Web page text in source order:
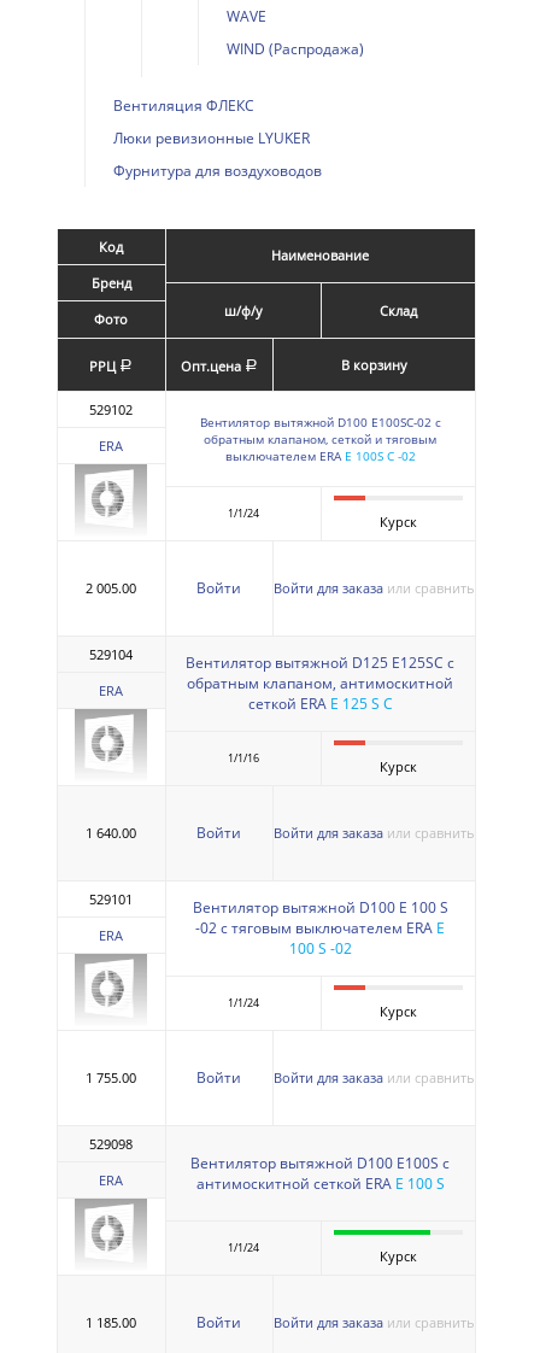
WAVE
WIND (Распродажа)
Вентиляция ФЛЕКС
Люки ревизионные LYUKER
Фурнитура для воздуховодов
Код
Бренд
Фото
Наименование
ш/ф/у Склад
РРЦ a Опт.цена a В корзину
529102
ERA
Вентилятор вытяжной D100 Е100SС-02 с
обратным клапаном, сеткой и тяговым
выключателем ERA E 100S C -02
1/1/24 Курск
2 005.00 Войти Войти для заказа или сравнить
529104
ERA
Вентилятор вытяжной D125 Е125SС с
обратным клапаном, антимоскитной
сеткой ERA E 125 S C
1/1/16 Курск
1 640.00 Войти Войти для заказа или сравнить
529101
ERA
Вентилятор вытяжной D100 E 100 S
-02 с тяговым выключателем ERA E
100 S -02
1/1/24 Курск
1 755.00 Войти Войти для заказа или сравнить
529098
ERA
Вентилятор вытяжной D100 Е100S с
антимоскитной сеткой ERA E 100 S
1/1/24 Курск
1 185.00 Войти Войти для заказа или сравнить